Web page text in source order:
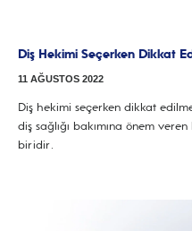
Diş Hekimi Seçerken Dikkat
11 AĞUSTOS 2022
Diş hekimi seçerken dikkat
diş sağlığı bakımına önem
biridir.